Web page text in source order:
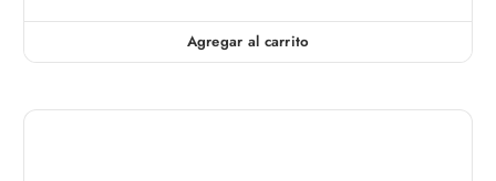
Agregar al carrito